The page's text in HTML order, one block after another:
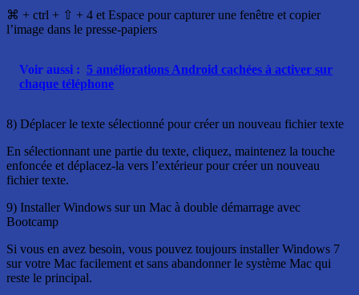
⌘ + ctrl + ⇧ + 4 et Espace pour capturer une fenêtre et copier
l’image dans le presse-papiers
Voir aussi : 5 améliorations Android cachées à activer sur
chaque téléphone
8) Déplacer le texte sélectionné pour créer un nouveau fichier texte
En sélectionnant une partie du texte, cliquez, maintenez la touche
enfoncée et déplacez-la vers l’extérieur pour créer un nouveau
fichier texte.
9) Installer Windows sur un Mac à double démarrage avec
Bootcamp
Si vous en avez besoin, vous pouvez toujours installer Windows 7
sur votre Mac facilement et sans abandonner le système Mac qui
reste le principal.